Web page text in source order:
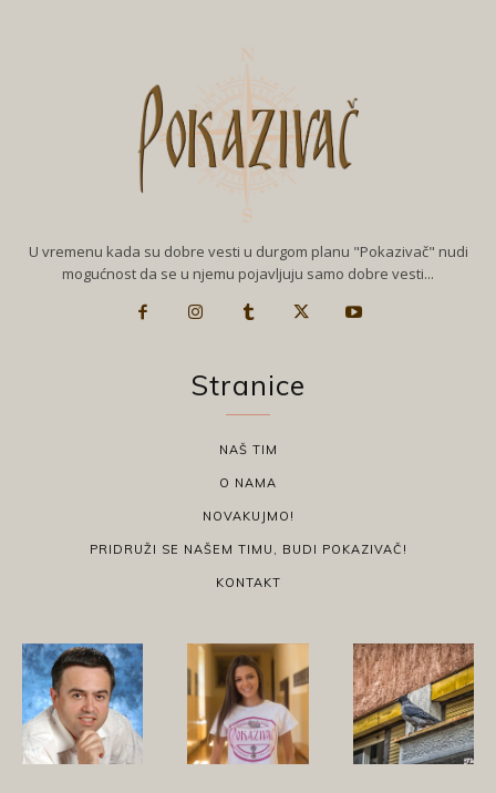
U vremenu kada su dobre vesti u durgom planu "Pokazivač" nudi
mogućnost da se u njemu pojavljuju samo dobre vesti...
Stranice
NAŠ TIM
O NAMA
NOVAKUJMO!
PRIDRUŽI SE NAŠEM TIMU, BUDI POKAZIVAČ!
KONTAKT